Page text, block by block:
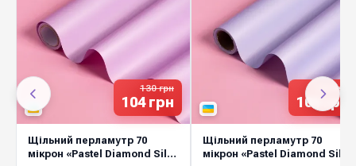
Кольорова гама
17 пастельних
відтінків
Особливість
перехід із одного
кольору в інший
130 грн
104 грн
Щільний перламутр 70
мікрон «Pastel Diamond Silk»
130 грн
104 грн
Щільний перламутр 70
мікрон «Pastel Diamond Silk»